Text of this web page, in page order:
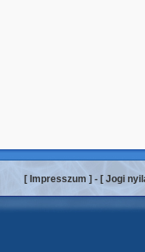
[ Impresszum ] - [ Jogi